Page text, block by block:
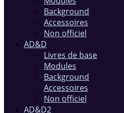
Background
Accessoires
Non officiel
AD&D
Livres de base
Modules
Background
Accessoires
Non officiel
AD&D2